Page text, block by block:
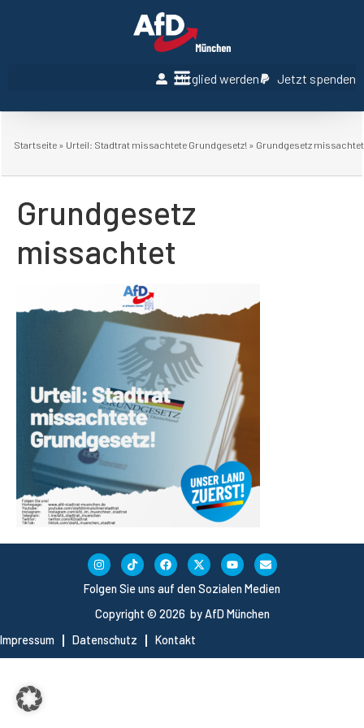
Mitglied werden Jetzt spenden
Startseite » Urteil: Stadtrat missachtete Grundgesetz! » Grundgesetz missachtet
Grundgesetz
missachtet
Copyright © 2026 by AfD München
Impressum
Datenschutz Kontakt
Folgen Sie uns auf den Sozialen Medien